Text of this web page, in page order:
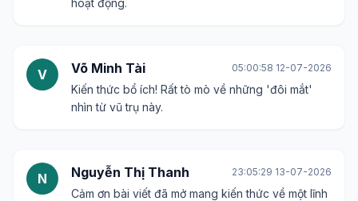
hoạt động.
V Võ Minh Tài 05:00:58 12-07-2026
Kiến thức bổ ích! Rất tò mò về những 'đôi mắt'
nhìn từ vũ trụ này.
N Nguyễn Thị Thanh 23:05:29 13-07-2026
Cảm ơn bài viết đã mở mang kiến thức về một lĩnh